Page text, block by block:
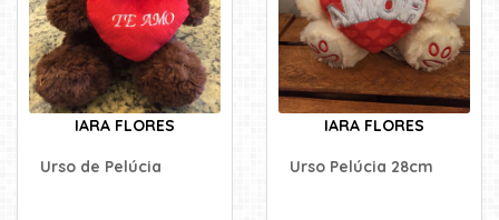
IARA FLORES
Urso de Pelúcia
IARA FLORES
Urso Pelúcia 28cm